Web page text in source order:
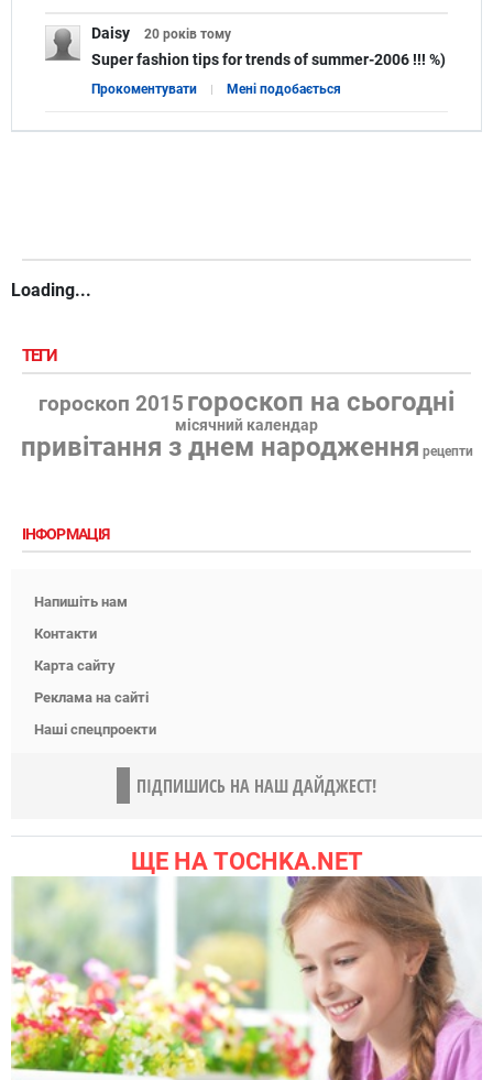
Daisy 20 років тому
Super fashion tips for trends of summer-2006 !!! %)
Прокоментувати Мені подобається
Loading...
ТЕГИ
гороскоп 2015 гороскоп на сьогодні
місячний календар
привітання з днем народження рецепти
ІНФОРМАЦІЯ
Напишіть нам
Контакти
Карта сайту
Реклама на сайті
Наші спецпроекти
ПІДПИШИСЬ НА НАШ ДАЙДЖЕСТ!
ЩЕ НА TOCHKA.NET